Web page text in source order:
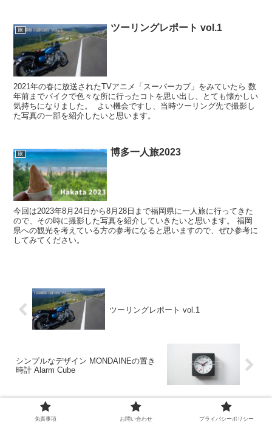
旅 ツーリングレポート vol.1
2021年の春に放送されたTVアニメ「スーパーカブ」をみていたら 数
年前までバイクで色々な所に行ったコトを思い出し、とても懐かしい
気持ちになりました。 よい機会ですし、当時ツーリング先で撮影し
た写真の一部を紹介したいと思います。
旅 博多一人旅2023
今回は2023年8月24日から8月28日まで福岡県に一人旅に行ってきた
ので、その時に撮影した写真を紹介していきたいと思います。 福岡
県への観光を考えている方の参考になると思いますので、ぜひ参考に
してみてください。
ツーリングレポート vol.1
シンプルなデザイン MONDAINEの置き
時計 Alarm Cube
免責事項 お問い合わせ プライバシーポリシー